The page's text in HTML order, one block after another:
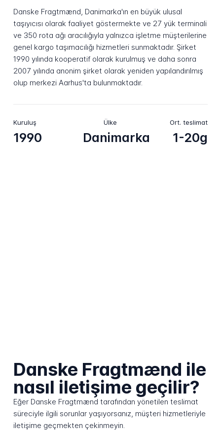
Danske Fragtmænd, Danimarka'ın en büyük ulusal
taşıyıcısı olarak faaliyet göstermekte ve 27 yük terminali
ve 350 rota ağı aracılığıyla yalnızca işletme müşterilerine
genel kargo taşımacılığı hizmetleri sunmaktadır. Şirket
1990 yılında kooperatif olarak kurulmuş ve daha sonra
2007 yılında anonim şirket olarak yeniden yapılandırılmış
olup merkezi Aarhus'ta bulunmaktadır.
Kuruluş
1990
Ülke
Danimarka
Ort. teslimat
1-20g
Danske Fragtmænd ile
nasıl iletişime geçilir?
Eğer Danske Fragtmænd tarafından yönetilen teslimat
süreciyle ilgili sorunlar yaşıyorsanız, müşteri hizmetleriyle
iletişime geçmekten çekinmeyin.